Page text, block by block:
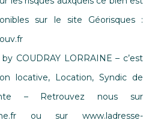
sur le site Géorisques :
by COUDRAY LORRAINE – c’est
locative, Location, Syndic de
– Retrouvez nous sur
ou sur www.ladresse-